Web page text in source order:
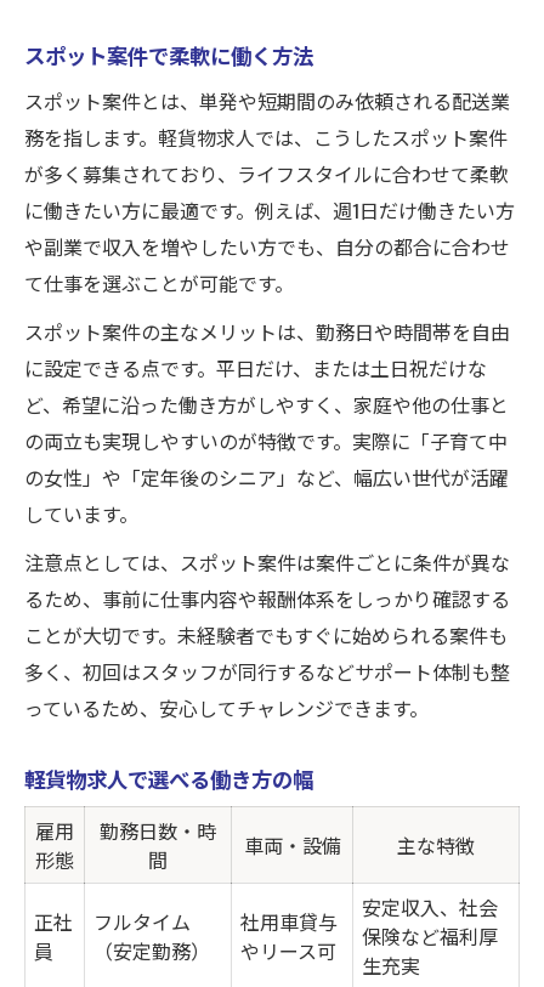
スポット案件で柔軟に働く方法
スポット案件とは、単発や短期間のみ依頼される配送業
務を指します。軽貨物求人では、こうしたスポット案件
が多く募集されており、ライフスタイルに合わせて柔軟
に働きたい方に最適です。例えば、週1日だけ働きたい方
や副業で収入を増やしたい方でも、自分の都合に合わせ
て仕事を選ぶことが可能です。
スポット案件の主なメリットは、勤務日や時間帯を自由
に設定できる点です。平日だけ、または土日祝だけな
ど、希望に沿った働き方がしやすく、家庭や他の仕事と
の両立も実現しやすいのが特徴です。実際に「子育て中
の女性」や「定年後のシニア」など、幅広い世代が活躍
しています。
注意点としては、スポット案件は案件ごとに条件が異な
るため、事前に仕事内容や報酬体系をしっかり確認する
ことが大切です。未経験者でもすぐに始められる案件も
多く、初回はスタッフが同行するなどサポート体制も整
っているため、安心してチャレンジできます。
軽貨物求人で選べる働き方の幅
雇用
形態
勤務日数・時
間
車両・設備 主な特徴
正社
員
フルタイム
（安定勤務）
社用車貸与
やリース可
安定収入、社会
保険など福利厚
生充実